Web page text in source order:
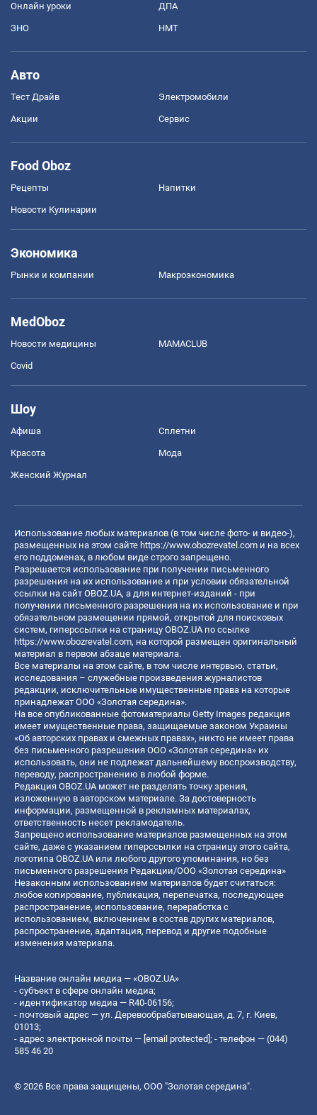
Онлайн уроки ДПА
ЗНО НМТ
Авто
Тест Драйв Электромобили
Акции Сервис
Food Oboz
Рецепты Напитки
Новости Кулинарии
Экономика
Рынки и компании Mакроэкономика
MedOboz
Новости медицины MAMACLUB
Covid
Шоу
Афиша Сплетни
Красота Мода
Женский Журнал
Использование любых материалов (в том числе фото- и видео-),
размещенных на этом сайте https://www.obozrevatel.com и на всех
его поддоменах, в любом виде строго запрещено.
Разрешается использование при получении письменного
разрешения на их использование и при условии обязательной
ссылки на сайт OBOZ.UA, а для интернет-изданий - при
получении письменного разрешения на их использование и при
обязательном размещении прямой, открытой для поисковых
систем, гиперссылки на страницу OBOZ.UA по ссылке
https://www.obozrevatel.com, на которой размещен оригинальный
материал в первом абзаце материала.
Все материалы на этом сайте, в том числе интервью, статьи,
исследования – служебные произведения журналистов
редакции, исключительные имущественные права на которые
принадлежат ООО «Золотая середина».
На все опубликованные фотоматериалы Getty Images редакция
имеет имущественные права, защищаемые законом Украины
«Об авторских правах и смежных правах», никто не имеет права
без письменного разрешения ООО «Золотая середина» их
использовать, они не подлежат дальнейшему воспроизводству,
переводу, распространению в любой форме.
Редакция OBOZ.UA может не разделять точку зрения,
изложенную в авторском материале. За достоверность
информации, размещенной в рекламных материалах,
ответственность несет рекламодатель.
Запрещено использование материалов размещенных на этом
сайте, даже с указанием гиперссылки на страницу этого сайта,
логотипа OBOZ.UA или любого другого упоминания, но без
письменного разрешения Редакции/ООО «Золотая середина»
Незаконным использованием материалов будет считаться:
любое копирование, публикация, перепечатка, последующее
распространение, использование, переработка с
использованием, включением в состав других материалов,
распространение, адаптация, перевод и другие подобные
изменения материала.
Название онлайн медиа — «OBOZ.UA»
- субъект в сфере онлайн медиа;
- идентификатор медиа — R40-06156;
- почтовый адрес — ул. Деревообрабатывающая, д. 7, г. Киев,
01013;
- адрес электронной почты — [email protected] ; - телефон — (044)
585 46 20
© 2026 Все права защищены, ООО "Золотая середина".